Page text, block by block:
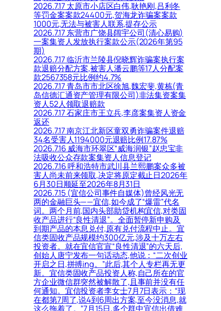
2026.7.17 太原市小店区白伟,耿艳刚,吕利冬
等罚金案案款24400元,贺海龙诈骗案案款
1000元,无法与被害人联系,提存公示
2026.7.17 东营市广饶县阔宇公司(清心易购)
一案集资人发放执行案款公示(2026年第95
期)
2026.7.17 临沂市兰陵县倪晓辉诈骗案执行案
款退赔分配方案,被害人潘云鹏等17人分配案
款2567358元比例约4.7%
2026.7.17 青岛市市北区徐旭,魏宏斐,黄栋(青
岛信德汇通资产管理有限公司)非法集资案集
资人52人领取退赔款
2026.7.17 石家庄市王立兵,李彦案集资人资金
返还
2026.7.17 南京江北新区童双勇诈骗案件退赔
34名受害人1194000元退赔比例17.87%
2026.7.16 威海市环翠区“威海润银”赵忠宝非
法吸收公众存款案集资人信息登记
2026.7.16 呼和浩特市武川县兰熙鹏案众多被
害人尚未前来领取,决定将原定截止日2026年
6月30日顺延至2026年8月31日
2026.7.15 (宜信公司事件自媒体)曾经风光无
两的金融巨头——宜信,如今成了“爆雷”代名
词。两个月前,国内头部助贷机构宜信,对类固
收产品进行“良性清退”。全面暂停新申购及
到期产品的本息兑付,原有兑付流程中止。宜
信类固收产品规模约300亿元,涉及十万左右
投资者。就在宜信官宣“良性清退”的六天后,
创始人唐宁发布一句话动态,他说：“二次创业
开启之日,拼搏ing。”此后,其个人专栏再无更
新。宜信类固收产品投资人称,自己所在的官
方企业微信群突然被解散了,且事前并没有任
何通知。宜信投资者李女士7月7日表示：“现
在都第7周了,说4到6周出方案,至今没消息,就
这么拖着了。”7月15日,多个群中宜信出借难